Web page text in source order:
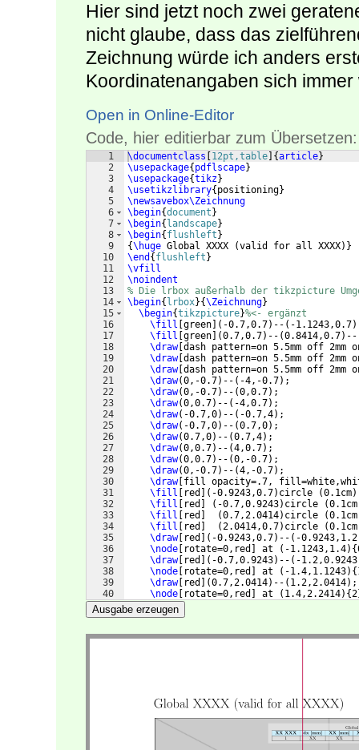
Hier sind jetzt noch zwei
nicht glaube, dass das
Zeichnung würde ich anders
Koordinatenangaben sich
Open in Online-Editor
Code, hier editierbar zum Übersetzen:
1
2
3
4
5
6
7
8
9
10
11
12
13
14
15
16
17
18
19
20
21
22
23
24
25
26
27
28
29
30
31
32
33
34
35
36
37
38
39
40
41
\documentclass 12pt,table {article}
\usepackage{ pdflscape}
\usepackage{tikz}
\usetikzlibrary{ positioning}
\newsavebox\Zeichnung
\begin{document }
\begin{ landscape}
\begin{ flushleft }
{\huge Global XXXX (valid for all XXXX)}
\end { flushleft }
\vfill
\noindent
% Die lrbox außerhalb der tikzpicture
\begin{ lrbox}{\Zeichnung}
\begin{tikzpicture}%<- ergänzt
\fill green ( -0.7,0.7) -- ( -1.1243,0.7)
\fill green (0.7,0.7) -- (0.8414,0.7) --
\draw[ dash pattern=on 5.5mm off
\draw[ dash pattern=on 5.5mm off
\draw[ dash pattern=on 5.5mm off
\draw(0,-0.7) -- ( -4,-0.7) ;
\draw(0,-0.7) -- (0,0.7) ;
\draw(0,0.7) -- ( -4,0.7) ;
\draw( -0.7,0) -- ( -0.7,4) ;
\draw( -0.7,0) -- (0.7,0) ;
\draw(0.7,0) -- (0.7,4) ;
\draw(0,0.7) -- (4,0.7) ;
\draw(0,0.7) -- (0,-0.7) ;
\draw(0,-0.7) -- (4,-0.7) ;
\draw[ fill opacity=.7,
\fill
red ( -0.9243,0.7) circle (0.1cm)
\fill
red ( -0.7,0.9243) circle (0.1cm
\fill
red (0.7,2.0414) circle (0.1cm
\fill
red (2.0414,0.7) circle (0.1cm
\draw[ red ( -0.9243,0.7) -- ( -0.9243,1.2
\node
rotate=0,red at ( -1.1243,1.4) {
\draw[ red ( -0.7,0.9243) -- ( -1.2,0.9243
\node
rotate=0,red at ( -1.4,1.1243) {
\draw[ red (0.7,2.0414) -- ( 1.2,2.0414) ;
\node
rotate=0,red at ( 1.4,2.2414) {2
\draw[red
Ausgabe erzeugen